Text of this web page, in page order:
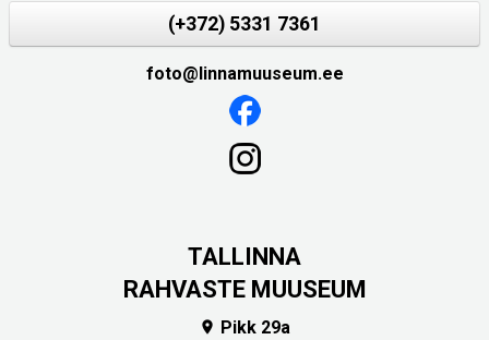
(+372) 5331 7361
foto@linnamuuseum.ee
TALLINNA
RAHVASTE MUUSEUM
 Pikk 29a